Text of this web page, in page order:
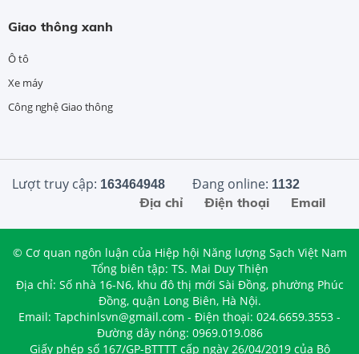
Giao thông xanh
Ô tô
Xe máy
Công nghệ Giao thông
Lượt truy cập: 163464948 Đang online: 1132
Email
Điện thoại
Địa chỉ
© Cơ quan ngôn luận của Hiệp hội Năng lượng Sạch Việt Nam
Tổng biên tập: TS. Mai Duy Thiện
Địa chỉ: Số nhà 16-N6, khu đô thị mới Sài Đồng, phường Phúc
Đồng, quận Long Biên, Hà Nội.
Email: Tapchinlsvn@gmail.com - Điện thoại: 024.6659.3553 -
Đường dây nóng: 0969.019.086
Giấy phép số 167/GP-BTTTT cấp ngày 26/04/2019 của Bộ